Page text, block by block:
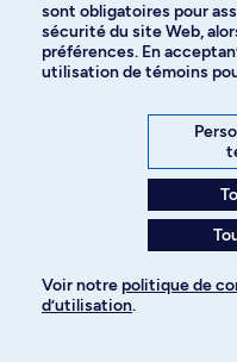
Prenez une
découvrant ce
sujet
sont obligatoires pour
sécurité du site Web,
préférences. En
utilisation de témoins
Voir notre politique de
d’utilisation.